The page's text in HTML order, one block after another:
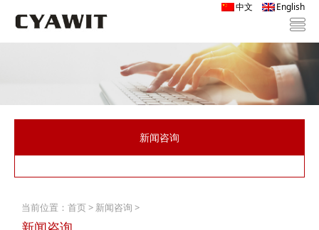
中文 English
新闻咨询
当前位置： 首页> 新闻咨询 >